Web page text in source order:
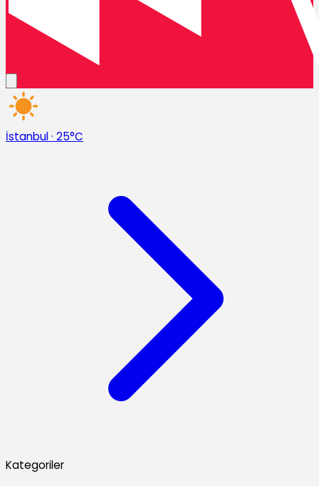
İstanbul· 25°C
Kategoriler